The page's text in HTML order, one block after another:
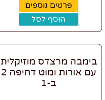
פרטים נוספים
הוסף לסל
בימבה מרצדס מוזיקלית
עם אורות ומוט דחיפה 2
ב-1